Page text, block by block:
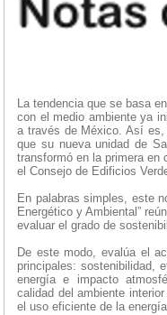
La tendencia que se basa
con el medio ambiente ya
a través de México. Así es,
que su nueva unidad de
transformó en la primera en
el Consejo de Edificios
En palabras simples, este
Energético y Ambiental”
evaluar el grado de
De este modo, evalúa el
principales: sostenibilidad,
energía e impacto
calidad del ambiente
el uso eficiente de la